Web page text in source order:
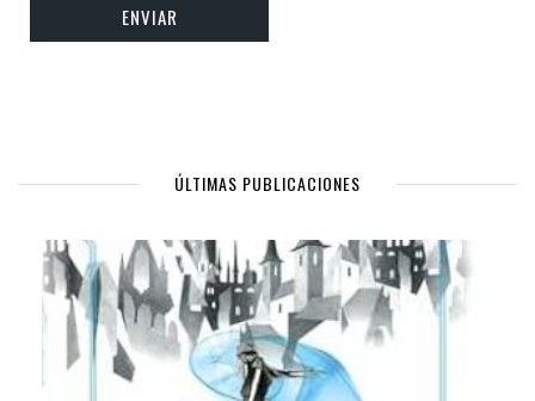
ÚLTIMAS PUBLICACIONES